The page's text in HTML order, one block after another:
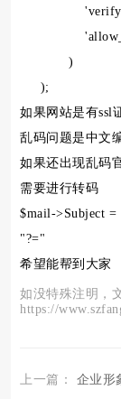
)
);
如果网站是有ssl
乱码问题是中文
如果还出现乱码
需要进行转码
$mail->Subject =
"?="
希望能帮到大家
如没特殊注明，
https://
上一篇： 企业形